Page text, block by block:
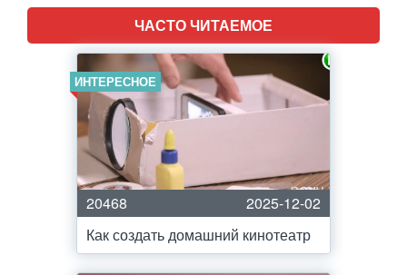
ЧАСТО ЧИТАЕМОЕ
ИНТЕРЕСНОЕ
20468
2025-12-02
Как создать домашний кинотеатр